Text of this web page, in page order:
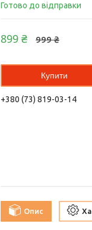
Готово до відправки
999 ₴
899 ₴
Купити
+380 (73) 819-03-14
Опис